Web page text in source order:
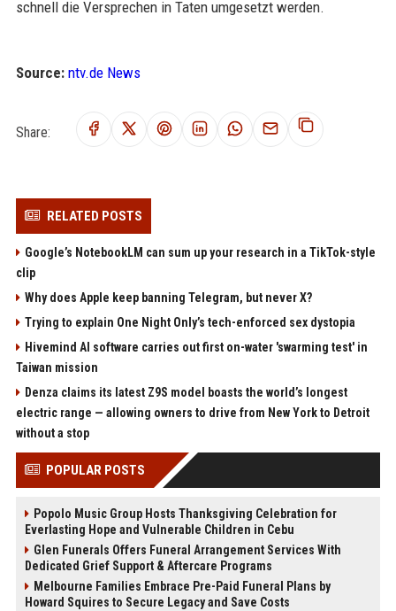
schnell die Versprechen in Taten umgesetzt werden.
Source: ntv.de News
Share:
RELATED POSTS
Google’s NotebookLM can sum up your research in a TikTok-style
clip
Why does Apple keep banning Telegram, but never X?
Trying to explain One Night Only’s tech-enforced sex dystopia
Hivemind AI software carries out first on-water 'swarming test' in
Taiwan mission
Denza claims its latest Z9S model boasts the world’s longest
electric range — allowing owners to drive from New York to Detroit
without a stop
POPULAR POSTS
Popolo Music Group Hosts Thanksgiving Celebration for
Everlasting Hope and Vulnerable Children in Cebu
Glen Funerals Offers Funeral Arrangement Services With
Dedicated Grief Support & Aftercare Programs
Melbourne Families Embrace Pre-Paid Funeral Plans by
Howard Squires to Secure Legacy and Save Costs